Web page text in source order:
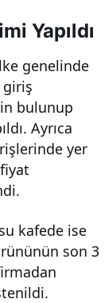
Yapıldı
genelinde
bulunup
Ayrıca
yer
kafede ise
son 3